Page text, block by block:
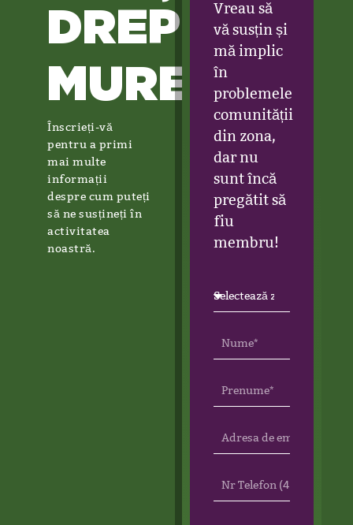
DREPTEI
MUREȘ
Înscrieți-vă
pentru a primi
mai multe
informații
despre cum puteți
să ne susțineți în
activitatea
noastră.
Vreau să
vă susțin și
mă implic
în
problemele
comunității
din zona,
dar nu
sunt încă
pregătit să
fiu
membru!